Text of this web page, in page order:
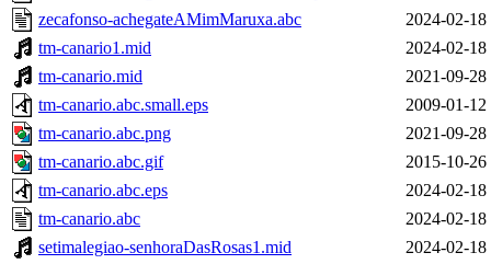
zecafonso-achegateAMimMaruxa.abc
2024-02-18
tm-canario1.mid
2024-02-18
tm-canario.mid
2021-09-28
tm-canario.abc.small.eps
2009-01-12
tm-canario.abc.png
2021-09-28
tm-canario.abc.gif
2015-10-26
tm-canario.abc.eps
2024-02-18
tm-canario.abc
2024-02-18
setimalegiao-senhoraDasRosas1.mid
2024-02-18